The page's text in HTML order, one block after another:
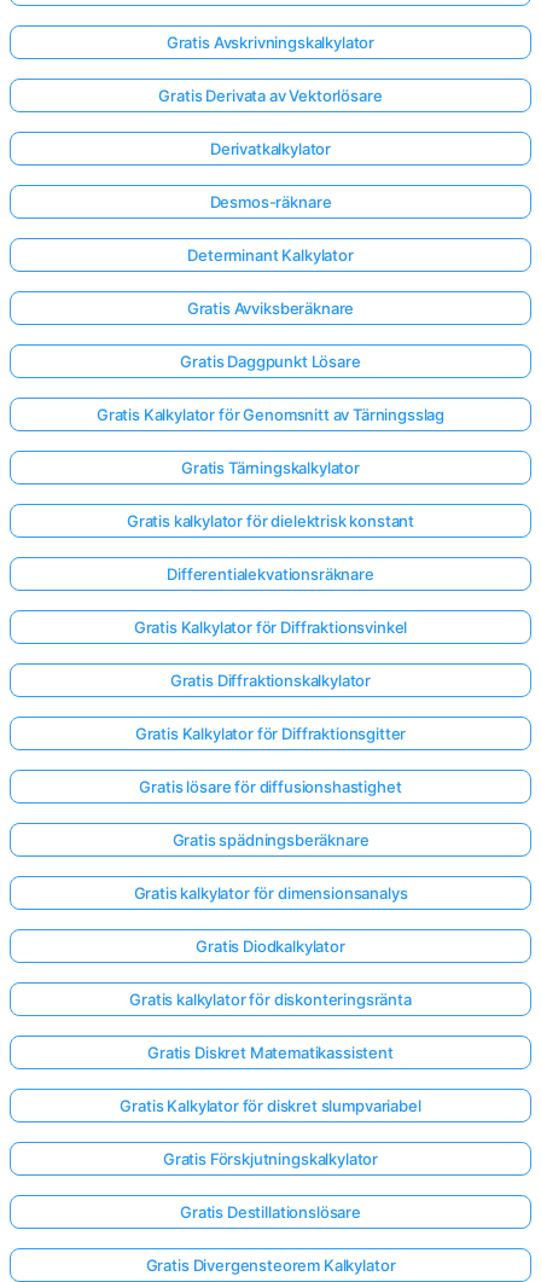
Logga
här!
Gratis Avskrivningskalkylator
Gratis Derivata av Vektorlösare
Derivatkalkylator
Desmos-räknare
Determinant Kalkylator
Gratis Avviksberäknare
Gratis Daggpunkt Lösare
Gratis Kalkylator för Genomsnitt av Tärningsslag
Gratis Tärningskalkylator
Gratis kalkylator för dielektrisk konstant
Differentialekvationsräknare
Gratis Kalkylator för Diffraktionsvinkel
Gratis Diffraktionskalkylator
Gratis Kalkylator för Diffraktionsgitter
Gratis lösare för diffusionshastighet
Gratis spädningsberäknare
Gratis kalkylator för dimensionsanalys
Gratis Diodkalkylator
Gratis kalkylator för diskonteringsränta
Gratis Diskret Matematikassistent
Gratis Kalkylator för diskret slumpvariabel
Gratis Förskjutningskalkylator
Gratis Destillationslösare
Gratis Divergensteorem Kalkylator